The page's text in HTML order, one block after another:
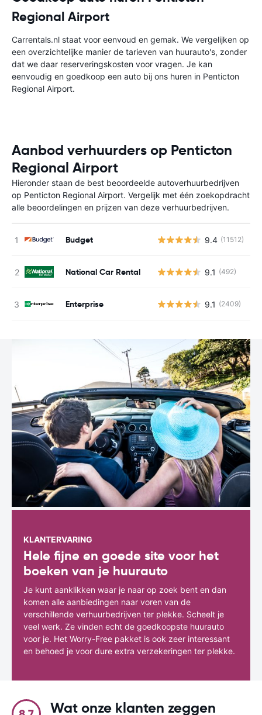
Regional Airport
Carrentals.nl staat voor eenvoud en gemak. We vergelijken op
een overzichtelijke manier de tarieven van huurauto's, zonder
dat we daar reserveringskosten voor vragen. Je kan
eenvoudig en goedkoop een auto bij ons huren in Penticton
Regional Airport.
Aanbod verhuurders op Penticton
Regional Airport
Hieronder staan de best beoordeelde autoverhuurbedrijven
op Penticton Regional Airport. Vergelijk met één zoekopdracht
alle beoordelingen en prijzen van deze verhuurbedrijven.
Budget 9.4 (11512)
National Car Rental 9.1 (492)
Enterprise 9.1 (2409)
KLANTERVARING
Hele fijne en goede site voor het
boeken van je huurauto
Je kunt aanklikken waar je naar op zoek bent en dan
komen alle aanbiedingen naar voren van de
verschillende verhuurbedrijven ter plekke. Scheelt je
veel werk. Ze vinden echt de goedkoopste huurauto
voor je. Het Worry-Free pakket is ook zeer interessant
en behoed je voor dure extra verzekeringen ter plekke.
Wat onze klanten zeggen